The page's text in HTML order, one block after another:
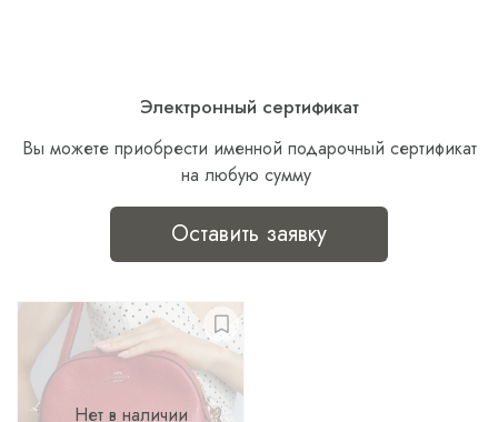
Электронный сертификат
Вы можете приобрести именной подарочный сертификат
на любую сумму
Оставить заявку
Нет в наличии